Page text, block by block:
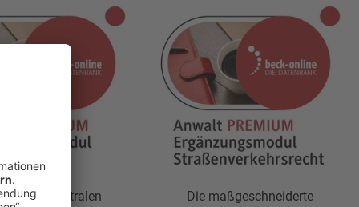
mit zentralen
Die maßgeschneiderte